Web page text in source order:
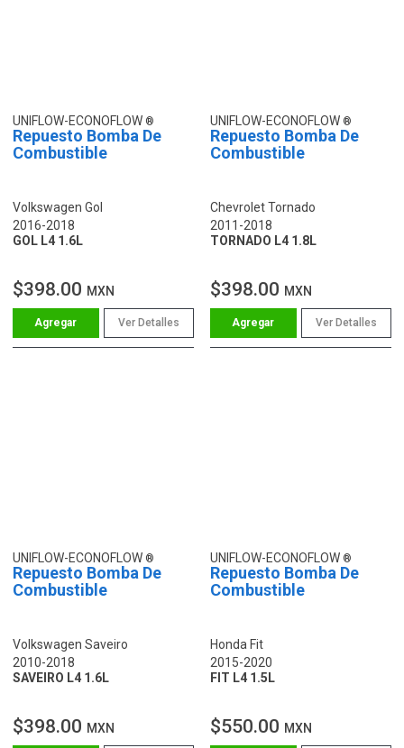
UNIFLOW-ECONOFLOW
Repuesto Bomba De
Combustible
Volkswagen Gol
2016-2018
GOL L4 1.6L
$398.00 MXN
Ver Detalles
UNIFLOW-ECONOFLOW
Repuesto Bomba De
Combustible
Chevrolet Tornado
2011-2018
TORNADO L4 1.8L
$398.00 MXN
Ver Detalles
UNIFLOW-ECONOFLOW
Repuesto Bomba De
Combustible
Volkswagen Saveiro
2010-2018
SAVEIRO L4 1.6L
$398.00 MXN
UNIFLOW-ECONOFLOW
Repuesto Bomba De
Combustible
Honda Fit
2015-2020
FIT L4 1.5L
$550.00 MXN